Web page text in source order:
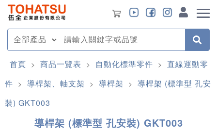
首頁 > 商品一覽表 > 自動化標準零件 >
直線運動零
件 > 導桿架、軸支架 > 導桿架 > 導桿架 (標準型 孔安
裝) GKT003
導桿架 (標準型 孔安裝) GKT003